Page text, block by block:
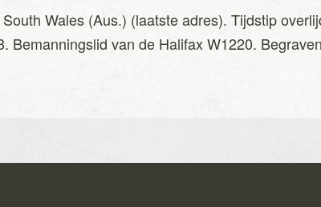
Wales (Aus.) (laatste adres). Tijdstip
Bemanningslid van de Halifax W1220.